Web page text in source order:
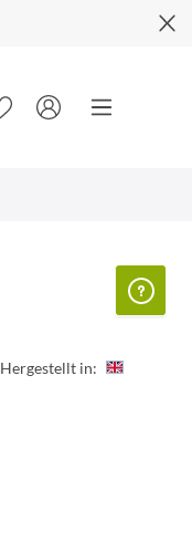
Hergestellt in: